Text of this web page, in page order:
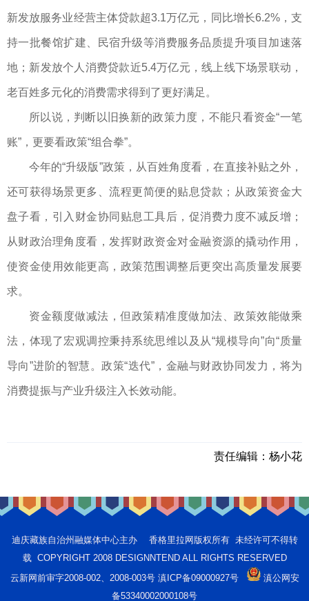
新发放服务业经营主体贷款超3.1万亿元，同比增长6.2%，支
持一批餐馆扩建、民宿升级等消费服务品质提升项目加速落
地；新发放个人消费贷款近5.4万亿元，线上线下场景联动，
老百姓多元化的消费需求得到了更好满足。
所以说，判断以旧换新的政策力度，不能只看资金“一笔
账”，更要看政策“组合拳”。
今年的“升级版”政策，从百姓角度看，在直接补贴之外，
还可获得场景更多、流程更简便的贴息贷款；从政策资金大
盘子看，引入财金协同贴息工具后，促消费力度不减反增；
从财政治理角度看，发挥财政资金对金融资源的撬动作用，
使资金使用效能更高，政策范围调整后更突出高质量发展要
求。
资金额度做减法，但政策精准度做加法、政策效能做乘
法，体现了宏观调控秉持系统思维以及从“规模导向”向“质量
导向”进阶的智慧。政策“迭代”，金融与财政协同发力，将为
消费提振与产业升级注入长效动能。
责任编辑： 杨小花
迪庆藏族自治州融媒体中心主办 香格里拉网版权所有 未经许可不得转
载 COPYRIGHT 2008 DESIGNNTEND ALL RIGHTS RESERVED
云新网前审字2008-002、2008-003号 滇ICP备09000927号
滇公网安
备53340002000108号